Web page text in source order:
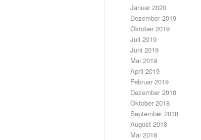
Januar 2020
Dezember 2019
Oktober 2019
Juli 2019
Juni 2019
Mai 2019
April 2019
Februar 2019
Dezember 2018
Oktober 2018
September 2018
August 2018
Mai 2018